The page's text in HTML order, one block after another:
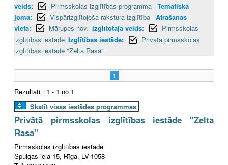
veids:
Pirmsskolas izglītības programma Tematiskā
joma:
Vispārizglītojoša rakstura izglītība Atrašanās
vieta:
Mārupes nov. Izglītotāja veids:
Pirmsskolas
izglītības iestāde Izglītības iestāde:
Privātā pirmsskolas
izglītības iestāde "Zelta Rasa"
1
Rezultāti : 1 - 1 no 1
Skatīt visas iestādes programmas
Privātā pirmsskolas izglītības iestāde "Zelta
Rasa"
Pirmsskolas izglītības iestāde
Spulgas iela 15, Rīga, LV-1058